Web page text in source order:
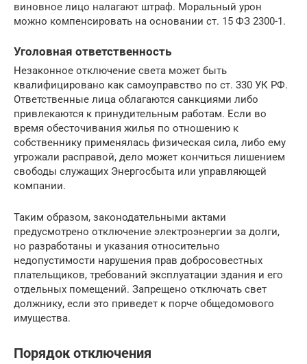
виновное лицо налагают штраф. Моральный урон
можно компенсировать на основании ст. 15 ФЗ 2300-1.
Уголовная ответственность
Незаконное отключение света может быть
квалифицировано как самоуправство по ст. 330 УК РФ.
Ответственные лица облагаются санкциями либо
привлекаются к принудительным работам. Если во
время обесточивания жилья по отношению к
собственнику применялась физическая сила, либо ему
угрожали расправой, дело может кончиться лишением
свободы служащих Энергосбыта или управляющей
компании.
Таким образом, законодательными актами
предусмотрено отключение электроэнергии за долги,
но разработаны и указания относительно
недопустимости нарушения прав добросовестных
плательщиков, требований эксплуатации здания и его
отдельных помещений. Запрещено отключать свет
должнику, если это приведет к порче общедомового
имущества.
Порядок отключения